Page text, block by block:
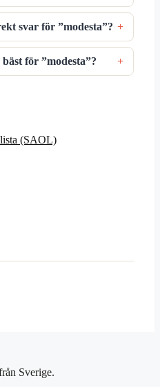
svar för ”modesta”?
för ”modesta”?
(SAOL)
Sverige.